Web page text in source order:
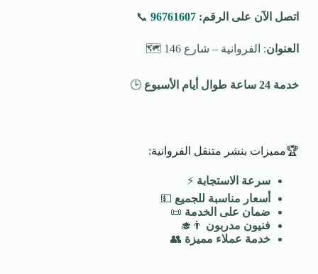
اتصل الآن على الرقم: 96761607
📞
العنوان: الفروانية – شارع 146 🗺️
خدمة 24 ساعة طوال أيام الأسبوع 🕒
🏆مميزات بنشر متنقل الفروانية:
سرعة الاستجابة ⚡
أسعار مناسبة للجميع 💵
ضمان على الخدمة 📜
فنيون مدربون 👨‍🎓
خدمة عملاء مميزة 👥